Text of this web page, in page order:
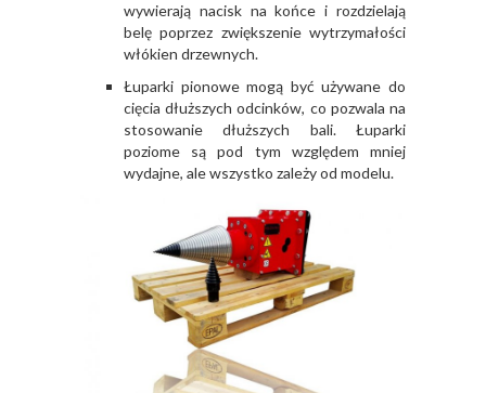
wywierają nacisk na końce i rozdzielają
belę poprzez zwiększenie wytrzymałości
włókien drzewnych.
Łuparki pionowe mogą być używane do
cięcia dłuższych odcinków, co pozwala na
stosowanie dłuższych bali. Łuparki
poziome są pod tym względem mniej
wydajne, ale wszystko zależy od modelu.